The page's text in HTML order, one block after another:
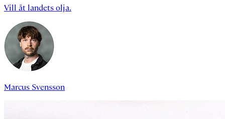
Vill åt landets olja.
Marcus Svensson